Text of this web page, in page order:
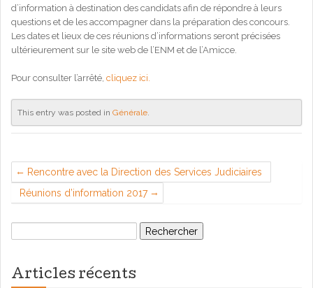
d’information à destination des candidats afin de répondre à leurs
questions et de les accompagner dans la préparation des concours.
Les dates et lieux de ces réunions d’informations seront précisées
ultérieurement sur le site web de l’ENM et de l’Amicce.
Pour consulter l’arrêté, cliquez ici.
This entry was posted in Générale.
Rencontre avec la Direction des Services Judiciaires
Réunions d’information 2017
Articles récents